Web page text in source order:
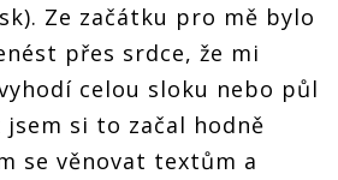
Ze začátku pro mě bylo
přes srdce, že mi
celou sloku nebo půl
si to začal hodně
se věnovat textům a